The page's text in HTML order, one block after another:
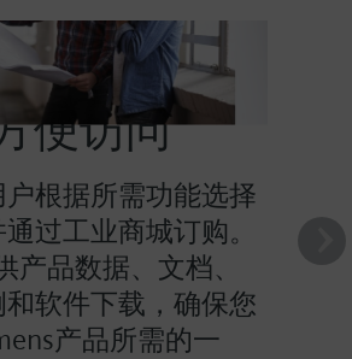
供对产品信
便访问
根据所需功能选择
过工业商城订购。
产品数据、文档、
软件下载，确保您
产品所需的一